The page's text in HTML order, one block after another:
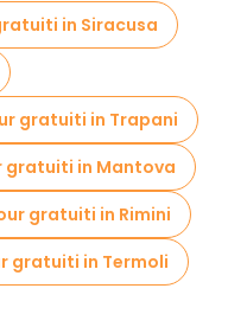
in Siracusa
gratuiti in Trapani
gratuiti in Mantova
gratuiti in Rimini
gratuiti in Termoli